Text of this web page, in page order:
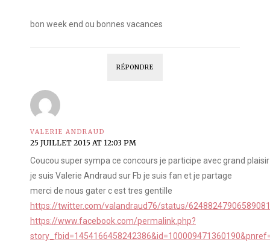
bon week end ou bonnes vacances
RÉPONDRE
VALERIE ANDRAUD
25 JUILLET 2015 AT 12:03 PM
Coucou super sympa ce concours je participe avec grand plaisir
je suis Valerie Andraud sur Fb je suis fan et je partage
merci de nous gater c est tres gentille
https://twitter.com/valandraud76/status/
https://www.facebook.com/permalink.php?